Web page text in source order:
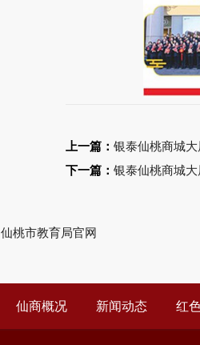
上一篇： 银泰仙桃商城
下一篇： 银泰仙桃商城
仙桃市教育局官网
仙商概况 新闻动态 红